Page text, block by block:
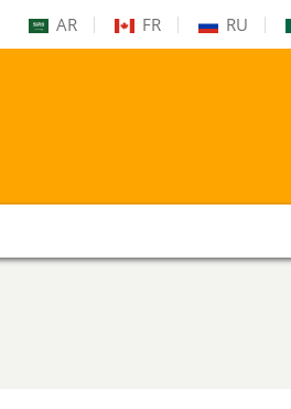
AR FR RU